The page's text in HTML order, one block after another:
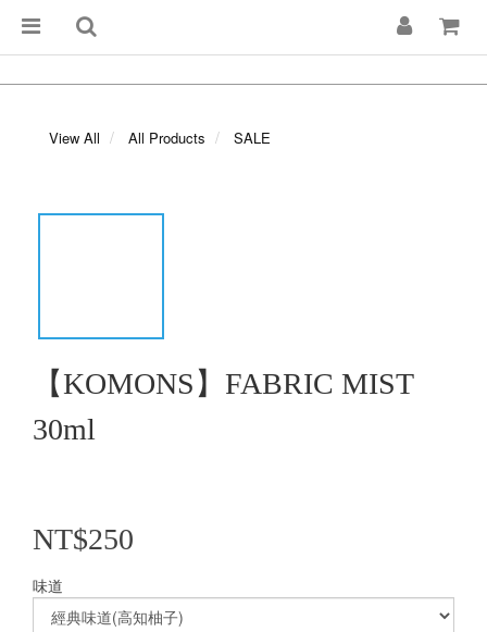
View All All Products SALE
【KOMONS】FABRIC MIST
30ml
NT$250
味道